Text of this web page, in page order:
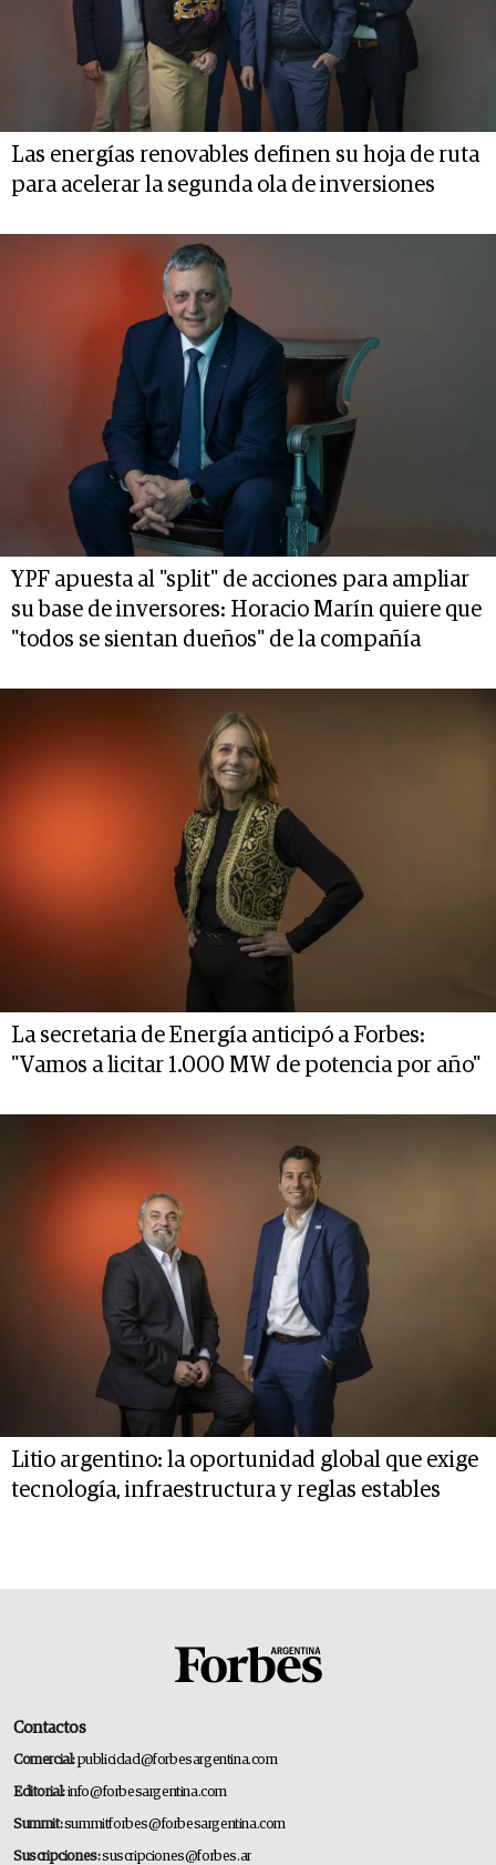
Las energías renovables definen su hoja de ruta
para acelerar la segunda ola de inversiones
YPF apuesta al "split" de acciones para ampliar
su base de inversores: Horacio Marín quiere que
"todos se sientan dueños" de la compañía
La secretaria de Energía anticipó a Forbes:
"Vamos a licitar 1.000 MW de potencia por año"
Litio argentino: la oportunidad global que exige
tecnología, infraestructura y reglas estables
Contactos
Comercial:publicidad@forbesargentina.com
Editorial:info@forbesargentina.com
Summit:summitforbes@forbesargentina.com
Suscripciones:suscripciones@forbes.ar